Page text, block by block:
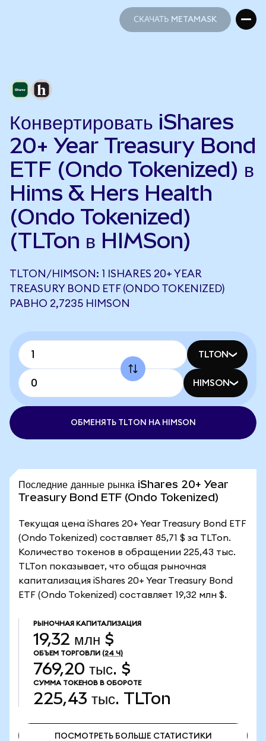
СКАЧАТЬ METAMASK
Конвертировать iShares
20+ Year Treasury Bond
ETF (Ondo Tokenized) в
Hims & Hers Health
(Ondo Tokenized)
(TLTon в HIMSon)
TLTON/HIMSON: 1 ISHARES 20+ YEAR
TREASURY BOND ETF (ONDO TOKENIZED)
РАВНО 2,7235 HIMSON
TLTON
HIMSON
ОБМЕНЯТЬ TLTON НА HIMSON
Последние данные рынка iShares 20+ Year
Treasury Bond ETF (Ondo Tokenized)
Текущая цена iShares 20+ Year Treasury Bond ETF
(Ondo Tokenized) составляет 85,71 $ за TLTon.
Количество токенов в обращении 225,43 тыс.
TLTon показывает, что общая рыночная
капитализация iShares 20+ Year Treasury Bond
ETF (Ondo Tokenized) составляет 19,32 млн $.
РЫНОЧНАЯ КАПИТАЛИЗАЦИЯ
19,32 млн $
ОБЪЕМ ТОРГОВЛИ (24 Ч)
769,20 тыс. $
СУММА ТОКЕНОВ В ОБОРОТЕ
225,43 тыс. TLTon
ПОСМОТРЕТЬ БОЛЬШЕ СТАТИСТИКИ